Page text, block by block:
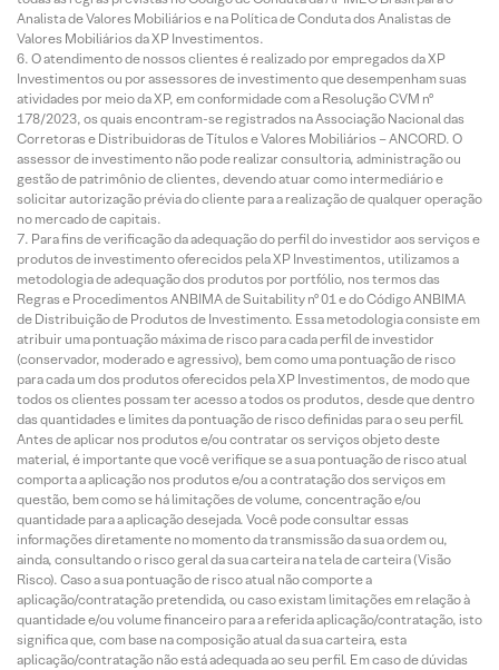
Analista de Valores Mobiliários e na Política de Conduta dos Analistas de
Valores Mobiliários da XP Investimentos.
O atendimento de nossos clientes é realizado por empregados da XP
Investimentos ou por assessores de investimento que desempenham suas
atividades por meio da XP, em conformidade com a Resolução CVM nº
178/2023, os quais encontram-se registrados na Associação Nacional das
Corretoras e Distribuidoras de Títulos e Valores Mobiliários – ANCORD. O
assessor de investimento não pode realizar consultoria, administração ou
gestão de patrimônio de clientes, devendo atuar como intermediário e
solicitar autorização prévia do cliente para a realização de qualquer operação
no mercado de capitais.
Para fins de verificação da adequação do perfil do investidor aos serviços e
produtos de investimento oferecidos pela XP Investimentos, utilizamos a
metodologia de adequação dos produtos por portfólio, nos termos das
Regras e Procedimentos ANBIMA de Suitability nº 01 e do Código ANBIMA
de Distribuição de Produtos de Investimento. Essa metodologia consiste em
atribuir uma pontuação máxima de risco para cada perfil de investidor
(conservador, moderado e agressivo), bem como uma pontuação de risco
para cada um dos produtos oferecidos pela XP Investimentos, de modo que
todos os clientes possam ter acesso a todos os produtos, desde que dentro
das quantidades e limites da pontuação de risco definidas para o seu perfil.
Antes de aplicar nos produtos e/ou contratar os serviços objeto deste
material, é importante que você verifique se a sua pontuação de risco atual
comporta a aplicação nos produtos e/ou a contratação dos serviços em
questão, bem como se há limitações de volume, concentração e/ou
quantidade para a aplicação desejada. Você pode consultar essas
informações diretamente no momento da transmissão da sua ordem ou,
ainda, consultando o risco geral da sua carteira na tela de carteira (Visão
Risco). Caso a sua pontuação de risco atual não comporte a
aplicação/contratação pretendida, ou caso existam limitações em relação à
quantidade e/ou volume financeiro para a referida aplicação/contratação, isto
significa que, com base na composição atual da sua carteira, esta
aplicação/contratação não está adequada ao seu perfil. Em caso de dúvidas